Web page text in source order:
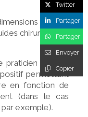
permet
chirurgicaux.
va ainsi
permettant
en fonction de
(dans le cas
exemple).
Twitter
Partager
Partager
Envoyer
Copier